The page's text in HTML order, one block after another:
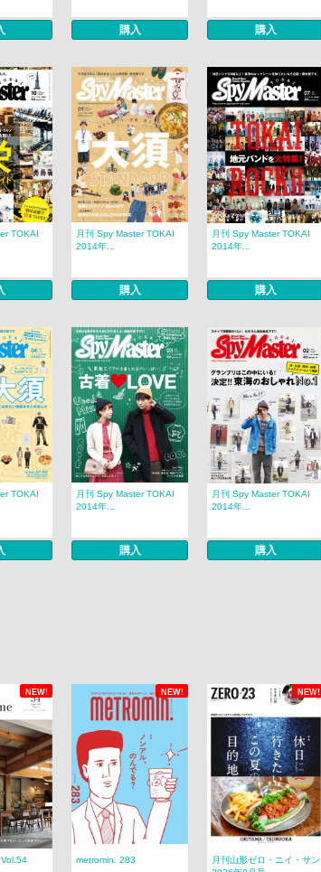
購入 購入
TOKAI
月刊 Spy Master TOKAI
2014年...
購入
月刊 Spy Master TOKAI
2014年...
購入
TOKAI
月刊 Spy Master TOKAI
2014年...
購入
月刊 Spy Master TOKAI
2014年...
購入
NEW! NEW! NEW!
metromin. 283
月刊山形ゼロ・ニイ・サン